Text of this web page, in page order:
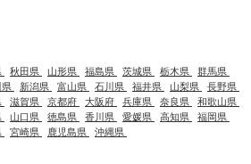
秋田県 山形県 福島県 茨城県 栃木県
群馬県
県 新潟県 富山県 石川県 福井県 山梨県
長野県
滋賀県 京都府 大阪府 兵庫県 奈良県
和歌山県
山口県 徳島県 香川県 愛媛県 高知県
福岡県
宮崎県 鹿児島県 沖縄県